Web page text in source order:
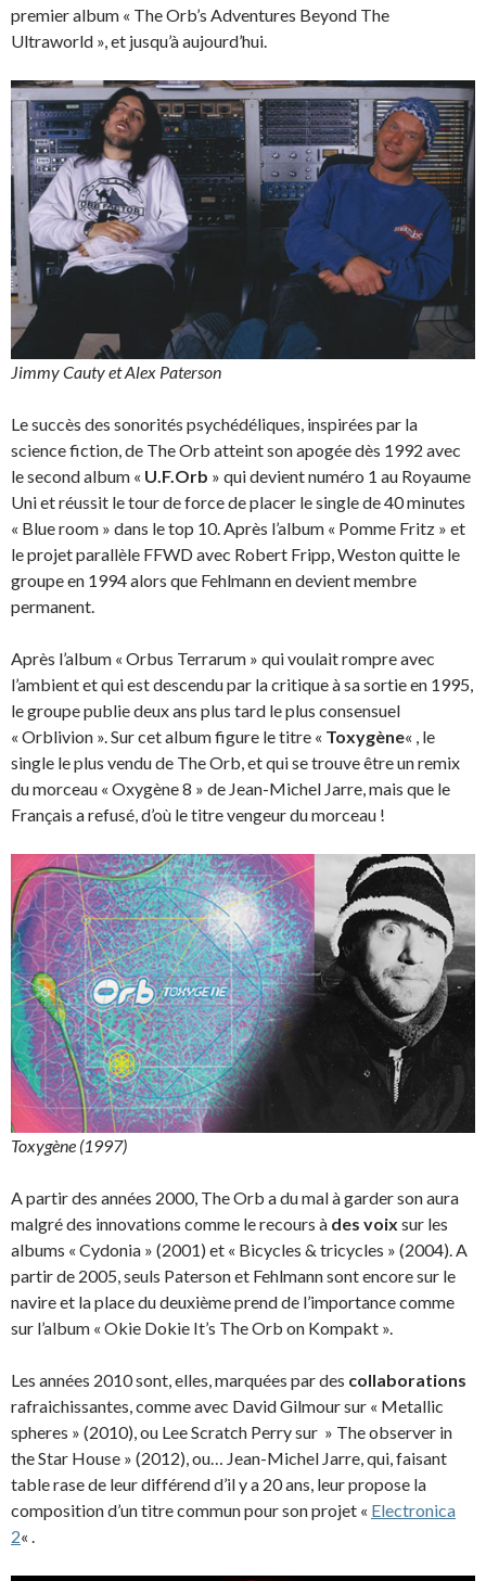
premier album « The Orb’s Adventures Beyond The
Ultraworld », et jusqu’à aujourd’hui.
Jimmy Cauty et Alex Paterson
Le succès des sonorités psychédéliques, inspirées par la
science fiction, de The Orb atteint son apogée dès 1992 avec
le second album « U.F.Orb » qui devient numéro 1 au Royaume
Uni et réussit le tour de force de placer le single de 40 minutes
« Blue room » dans le top 10. Après l’album « Pomme Fritz » et
le projet parallèle FFWD avec Robert Fripp, Weston quitte le
groupe en 1994 alors que Fehlmann en devient membre
permanent.
Après l’album « Orbus Terrarum » qui voulait rompre avec
l’ambient et qui est descendu par la critique à sa sortie en 1995,
le groupe publie deux ans plus tard le plus consensuel
« Orblivion ». Sur cet album figure le titre « Toxygène« , le
single le plus vendu de The Orb, et qui se trouve être un remix
du morceau « Oxygène 8 » de Jean-Michel Jarre, mais que le
Français a refusé, d’où le titre vengeur du morceau !
Toxygène (1997)
A partir des années 2000, The Orb a du mal à garder son aura
malgré des innovations comme le recours à des voix sur les
albums « Cydonia » (2001) et « Bicycles & tricycles » (2004). A
partir de 2005, seuls Paterson et Fehlmann sont encore sur le
navire et la place du deuxième prend de l’importance comme
sur l’album « Okie Dokie It’s The Orb on Kompakt ».
Les années 2010 sont, elles, marquées par des collaborations
rafraichissantes, comme avec David Gilmour sur « Metallic
spheres » (2010), ou Lee Scratch Perry sur » The observer in
the Star House » (2012), ou… Jean-Michel Jarre, qui, faisant
table rase de leur différend d’il y a 20 ans, leur propose la
composition d’un titre commun pour son projet « Electronica
2« .